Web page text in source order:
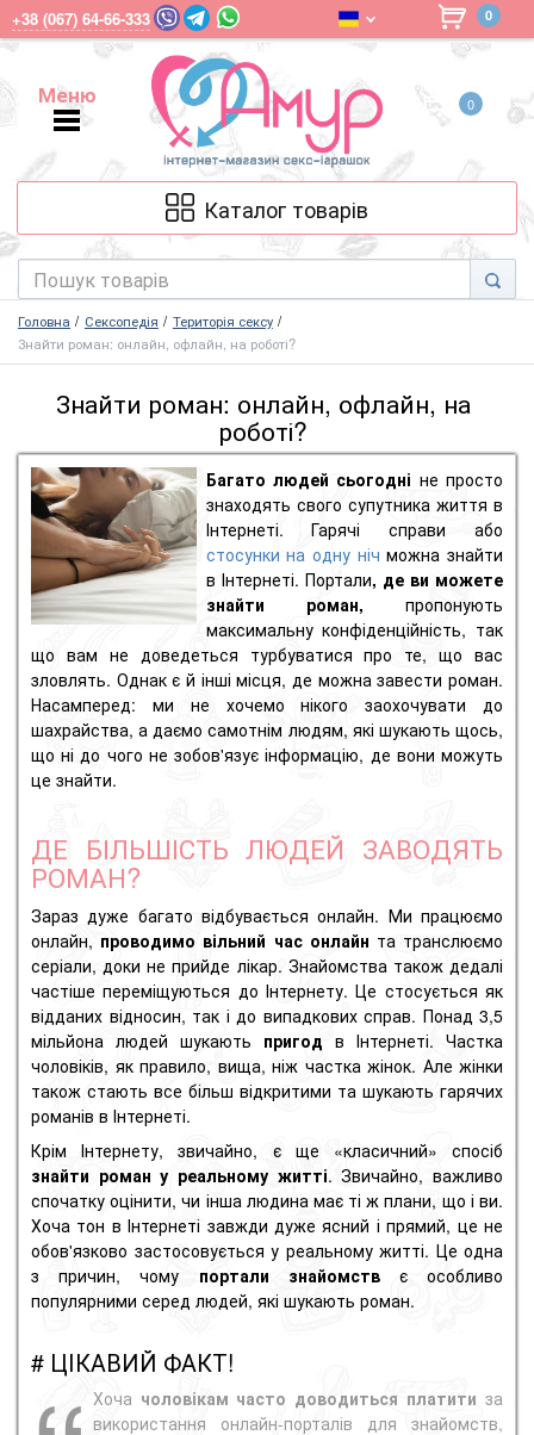
+38 (067) 64-66-333 0
Меню
Меню
0
Каталог товарів
Головна Сексопедія
Територія сексу
Знайти роман: онлайн, офлайн, на роботі?
Знайти роман: онлайн, офлайн, на
роботі?
Багато людей сьогодні не просто
знаходять свого супутника життя в
Інтернеті. Гарячісправиабо
стосунки на одну нічможна знайти
в Інтернеті. Портали, де ви можете
знайти роман, пропонують
максимальну конфіденційність, так
що вам не доведеться турбуватися про те, що вас
зловлять. Однак є й інші місця, де можна завести роман.
Насамперед: ми не хочемо нікого заохочувати до
шахрайства, а даємо самотнім людям, які шукають щось,
що ні до чого не зобов'язує інформацію, де вони можуть
це знайти.
ДЕ БІЛЬШІСТЬ ЛЮДЕЙ ЗАВОДЯТЬ
РОМАН?
Зараз дуже багато відбувається онлайн. Ми працюємо
онлайн, проводимо вільний час онлайн та транслюємо
серіали, доки не прийде лікар. Знайомства також дедалі
частіше переміщуються до Інтернету. Це стосується як
відданих відносин, так і до випадкових справ. Понад 3,5
мільйона людей шукають пригод в Інтернеті. Частка
чоловіків, як правило, вища, ніж частка жінок. Але жінки
також стають все більш відкритими та шукають гарячих
романів в Інтернеті.
Крім Інтернету, звичайно, є ще «класичний» спосіб
знайти роман у реальному житті. Звичайно, важливо
спочатку оцінити, чи інша людина має ті ж плани, що і ви.
Хоча тон в Інтернеті завжди дуже ясний і прямий, це не
обов'язково застосовується у реальному житті. Це одна
з причин, чому портали знайомствє особливо
популярними серед людей, які шукають роман.
# ЦІКАВИЙ ФАКТ!
Хоча чоловікам часто доводиться платити за
використання онлайн-порталів для знайомств,